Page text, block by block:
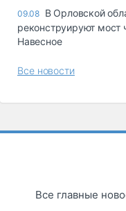
09.08 В Орловской
реконструируют мост
Навесное
Все новости
Все главные